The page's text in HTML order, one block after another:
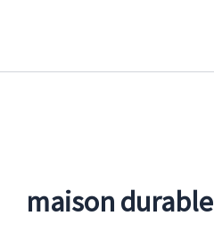
maison durable